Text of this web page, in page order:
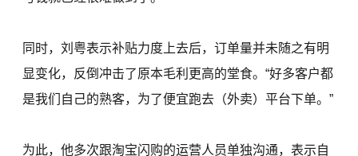
同时，刘粤表示补贴力度上去后，订单量并未随之有明
显变化，反倒冲击了原本毛利更高的堂食。“好多客户都
是我们自己的熟客，为了便宜跑去（外卖）平台下单。”
为此，他多次跟淘宝闪购的运营人员单独沟通，表示自